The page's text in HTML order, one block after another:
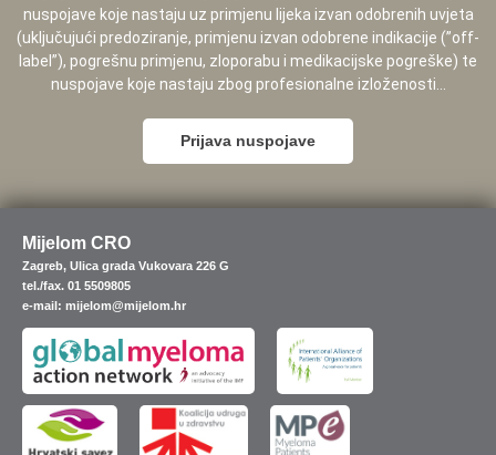
nuspojave koje nastaju uz primjenu lijeka izvan odobrenih uvjeta
(uključujući predoziranje, primjenu izvan odobrene indikacije (”off-
label”), pogrešnu primjenu, zloporabu i medikacijske pogreške) te
nuspojave koje nastaju zbog profesionalne izloženosti...
Prijava nuspojave
Mijelom CRO
Zagreb, Ulica grada Vukovara 226 G
tel./fax. 01 5509805
e-mail: mijelom@mijelom.hr